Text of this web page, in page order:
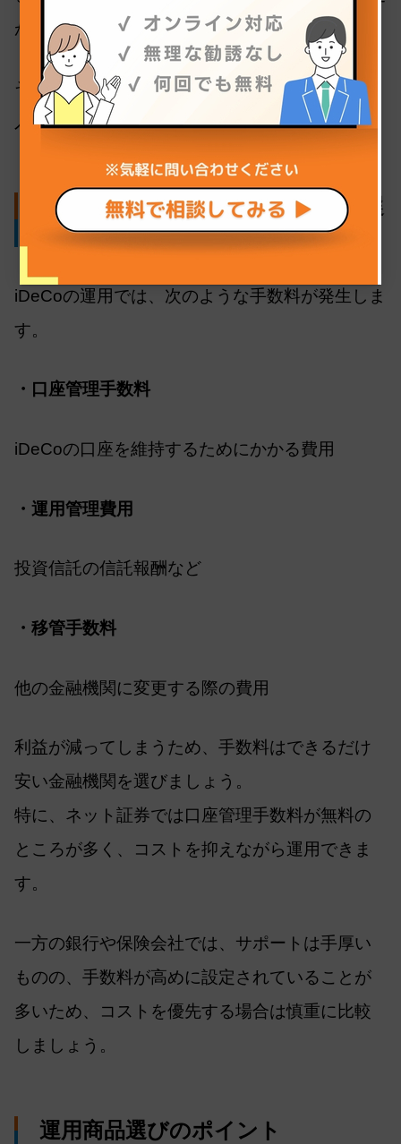
が手間になります。
そのため、長期的に使いやすいかどうかも、加
入前にしっかり考慮しておきましょう。
iDeCoの手数料が安い金融機関を選
ぶ
iDeCoの運用では、次のような手数料が発生しま
す。
・口座管理手数料
iDeCoの口座を維持するためにかかる費用
・運用管理費用
投資信託の信託報酬など
・移管手数料
他の金融機関に変更する際の費用
利益が減ってしまうため、手数料はできるだけ
安い金融機関を選びましょう。
特に、ネット証券では口座管理手数料が無料の
ところが多く、コストを抑えながら運用できま
す。
一方の銀行や保険会社では、サポートは手厚い
ものの、手数料が高めに設定されていることが
多いため、コストを優先する場合は慎重に比較
しましょう。
運用商品選びのポイント